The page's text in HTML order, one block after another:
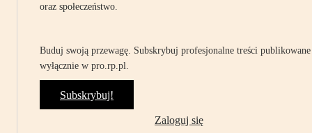
oraz społeczeństwo.
Buduj swoją przewagę. Subskrybuj profesjonalne treści publikowane
wyłącznie w pro.rp.pl.
Subskrybuj!
Zaloguj się